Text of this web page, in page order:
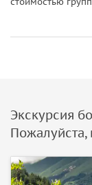
Экскурсия
Пожалуйста,